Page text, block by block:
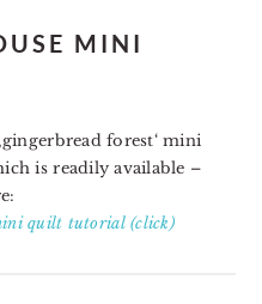
MINI
forest‘ mini
is readily available –
quilt tutorial (click)